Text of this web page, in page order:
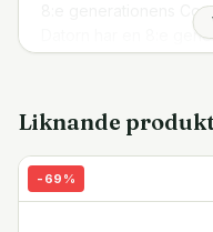
8:e generationens
Datorn har en 8:e
processor från
GHz turboläge för
och integrerad Intel
Full HD-skärm
Liknande
- 69 %